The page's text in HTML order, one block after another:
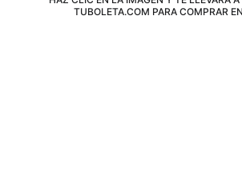
TUBOLETA.COM PARA COMPRAR